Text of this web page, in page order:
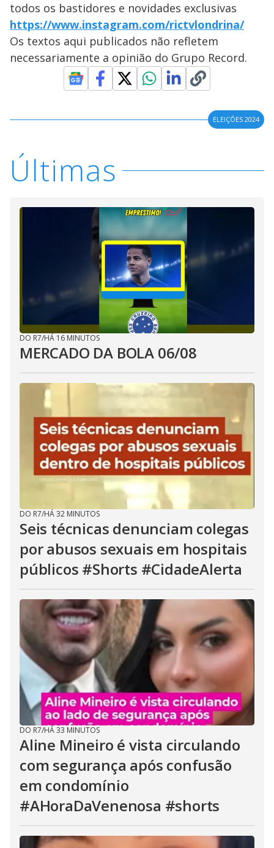
todos os bastidores e novidades exclusivas
https://www.instagram.com/rictvlondrina/
Os textos aqui publicados não refletem
necessariamente a opinião do Grupo Record.
ELEIÇÕES 2024
Últimas
DO R7/HÁ 16 MINUTOS
MERCADO DA BOLA 06/08
DO R7/HÁ 32 MINUTOS
Seis técnicas denunciam colegas
por abusos sexuais em hospitais
públicos #Shorts #CidadeAlerta
DO R7/HÁ 33 MINUTOS
Aline Mineiro é vista circulando
com segurança após confusão
em condomínio
#AHoraDaVenenosa #shorts